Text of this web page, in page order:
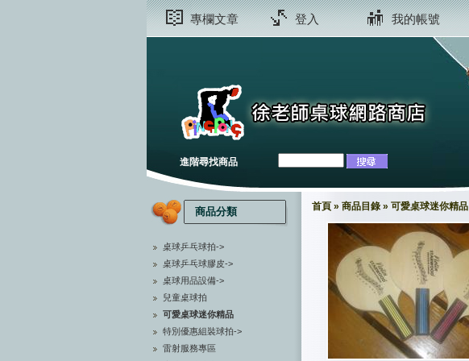
專欄文章 登入 我的帳號
進階尋找商品
商品分類
桌球乒乓球拍->
桌球乒乓球膠皮->
桌球用品設備->
兒童桌球拍
可愛桌球迷你精品
特別優惠組裝球拍->
雷射服務專區
首頁 » 商品目錄» 可愛桌球迷你精品